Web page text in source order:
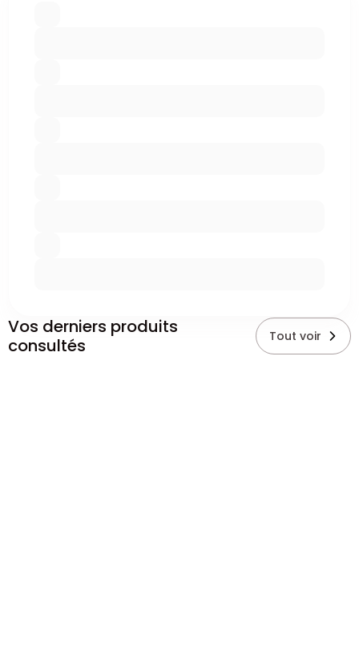
Vos derniers produits
consultés
Tout voir